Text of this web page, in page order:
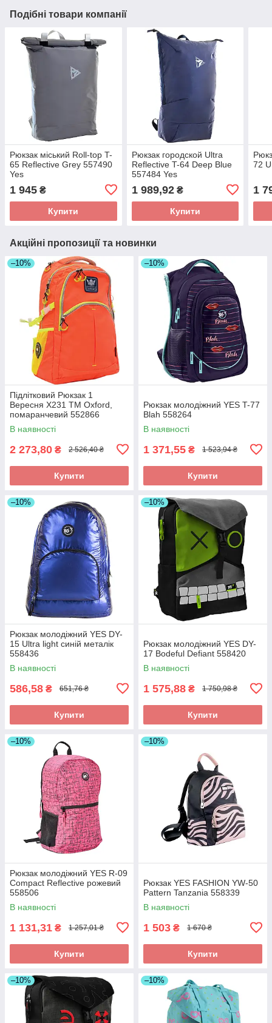
Подібні товари компанії
Рюкзак міський Roll-top T-
65 Reflective Grey 557490
Yes
1 945 ₴
Купити
Рюкзак городской Ultra
Reflective T-64 Deep Blue
557484 Yes
1 989,92₴
Купити
72
1
Акційні пропозиції та новинки
–10%
Підлітковий Рюкзак 1
Вересня Х231 ТМ Oxford,
помаранчевий 552866
В наявності
2 273,80 ₴ 2 526,40 ₴
Купити
–10%
Рюкзак молодіжний YES T-77
Blah 558264
В наявності
1 371,55 ₴ 1 523,94 ₴
Купити
–10%
Рюкзак молодіжний YES DY-
15 Ultra light синій металік
558436
В наявності
586,58 ₴ 651,76 ₴
Купити
–10%
Рюкзак молодіжний YES DY-
17 Bodeful Defiant 558420
В наявності
1 575,88 ₴ 1 750,98 ₴
Купити
–10%
Рюкзак молодіжний YES R-09
Сompact Reflective рожевий
558506
В наявності
1 131,31 ₴ 1 257,01 ₴
Купити
–10%
Рюкзак YES FASHION YW-50
Рattern Tanzania 558339
В наявності
1 503 ₴ 1 670 ₴
Купити
–10% –10%